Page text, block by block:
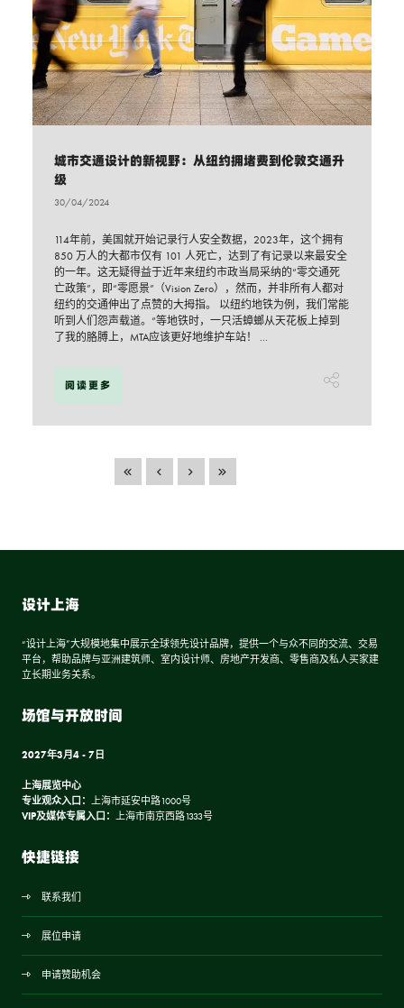
城市交通设计的新视野：从纽约拥堵费到伦敦交通升
级
30/04/2024
114年前，美国就开始记录行人安全数据，2023年，这个拥有
850 万人的大都市仅有 101 人死亡，达到了有记录以来最安全
的一年。这无疑得益于近年来纽约市政当局采纳的“零交通死
亡政策”，即“零愿景”（Vision Zero），然而，并非所有人都对
纽约的交通伸出了点赞的大拇指。 以纽约地铁为例，我们常能
听到人们怨声载道。“等地铁时，一只活蟑螂从天花板上掉到
了我的胳膊上，MTA应该更好地维护车站！ ...
阅读更多
设计上海
“设计上海”大规模地集中展示全球领先设计品牌，提供一个与众不同的交流、交易
平台，帮助品牌与亚洲建筑师、室内设计师、房地产开发商、零售商及私人买家建
立长期业务关系。
场馆与开放时间
2027年3月4 - 7日
上海展览中心
专业观众入口：
上海市延安中路1000号
VIP及媒体专属入口：
上海市南京西路1333号
快捷链接
联系我们
展位申请
申请赞助机会